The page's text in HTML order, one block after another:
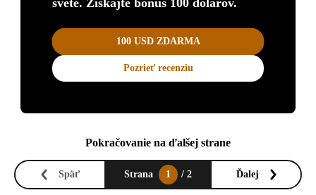
svete. Získajte bonus 100 dolárov.
100 USD ZDARMA
Pozrieť recenziu
Pokračovanie na ďalšej strane
Späť Strana 1 / 2 Ďalej